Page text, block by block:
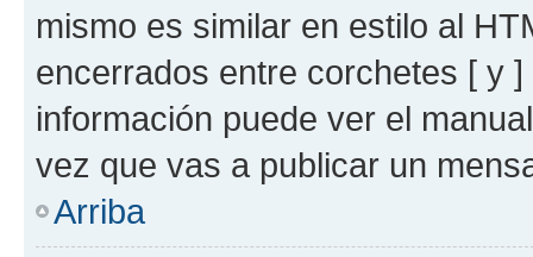
mismo es similar en estilo al
encerrados entre corchetes [ y
información puede ver el
vez que vas a publicar un
Arriba